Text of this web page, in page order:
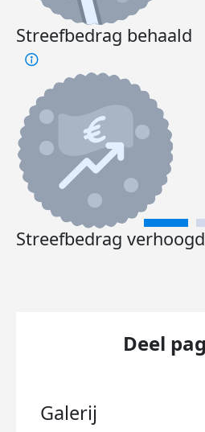
Streefbedrag behaald
Streefbedrag verhoogd
Deel
Galerij